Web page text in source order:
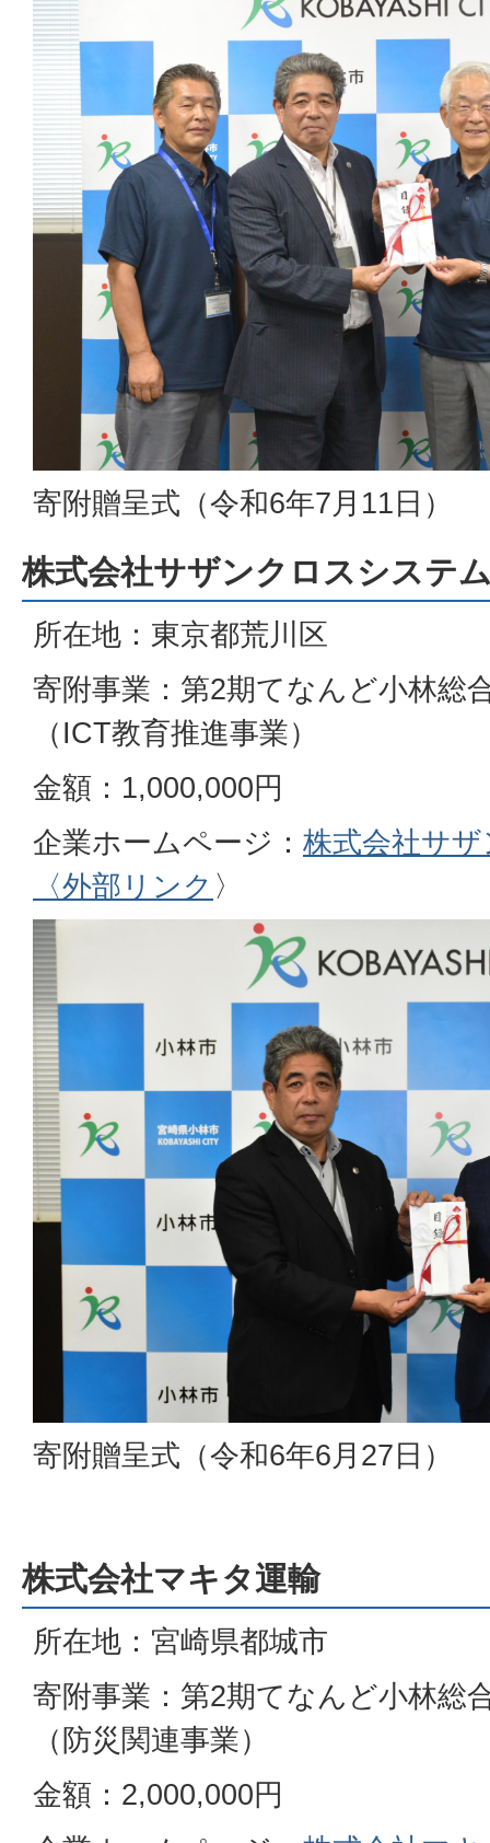
寄附贈呈式（令和6年7月11日）
株式会社サザンクロスシステ
所在地：東京都荒川区
寄附事業：第2期てなんど小林総
（ICT教育推進事業）
金額：1,000,000円
企業ホームページ： 株式会社サ
〈外部リンク 〉
寄附贈呈式（令和6年6月27日）
株式会社マキタ運輸
所在地：宮崎県都城市
寄附事業：第2期てなんど小林総
（防災関連事業）
金額：2,000,000円